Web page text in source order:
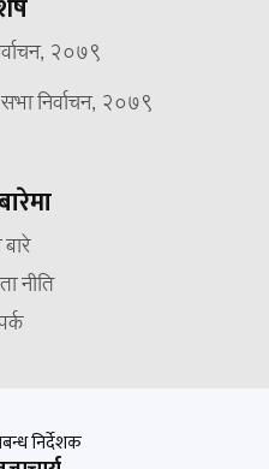
२०७९
सभा निर्वाचन, २०७९
बारे
नीति
निर्देशक